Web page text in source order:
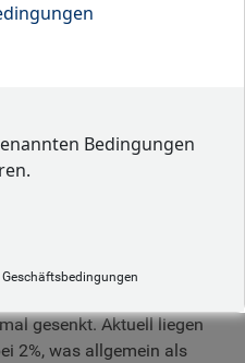
Mehta über die
sich das Bild
das
auf eine
gesenkt. Aktuell liegen
2%, was allgemein als
Bedingungen